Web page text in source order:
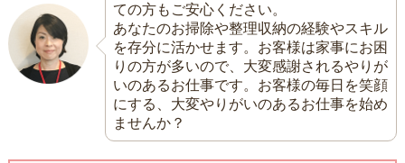
ての方もご安心ください。
あなたのお掃除や整理収納の経験やスキル
を存分に活かせます。お客様は家事にお困
りの方が多いので、大変感謝されるやりが
いのあるお仕事です。お客様の毎日を笑顔
にする、大変やりがいのあるお仕事を始め
ませんか？